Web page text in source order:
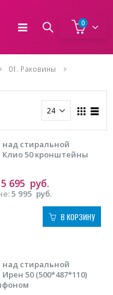
0
01. Раковины
над стиральной
50 кронштейны
5 995 руб.
5 695 руб.
В КОРЗИНУ
над стиральной
50 (500*487*110)